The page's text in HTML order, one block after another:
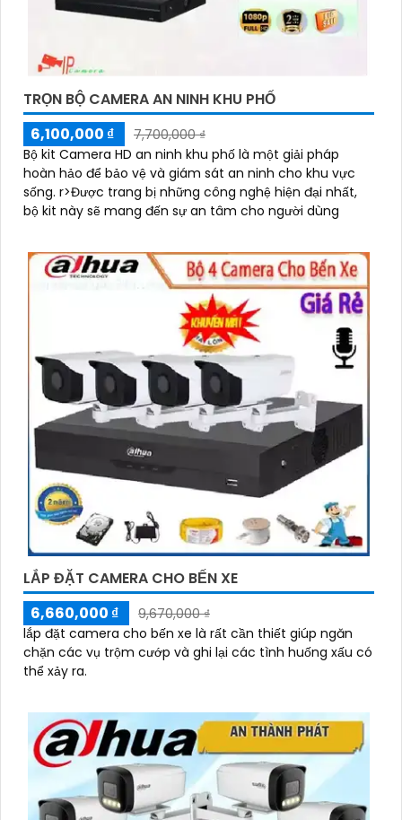
TRỌN BỘ CAMERA AN NINH KHU PHỐ
6,100,000 ₫
7,700,000 ₫
Bộ kit Camera HD an ninh khu phố là một giải pháp
hoàn hảo để bảo vệ và giám sát an ninh cho khu vực
sống. r>Được trang bị những công nghệ hiện đại nhất,
bộ kit này sẽ mang đến sự an tâm cho người dùng
LẮP ĐẶT CAMERA CHO BẾN XE
6,660,000 ₫
9,670,000 ₫
lắp đặt camera cho bến xe là rất cần thiết giúp ngăn
chặn các vụ trộm cướp và ghi lại các tình huống xấu có
thể xảy ra.